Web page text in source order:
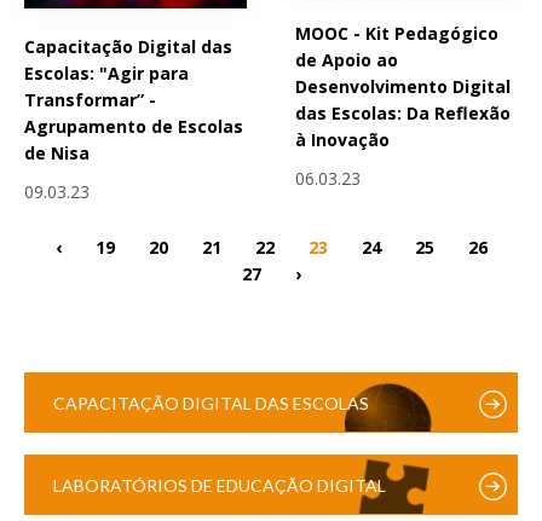
Capacitação Digital das
Escolas: "Agir para
Transformar” -
Agrupamento de Escolas
de Nisa
09.03.23
MOOC - Kit Pedagógico
de Apoio ao
Desenvolvimento Digital
das Escolas: Da Reflexão
à Inovação
06.03.23
‹ 19 20 21 22 23 24 25
26
27
›
CAPACITAÇÃO DIGITAL DAS ESCOLAS
LABORATÓRIOS DE EDUCAÇÃO DIGITAL